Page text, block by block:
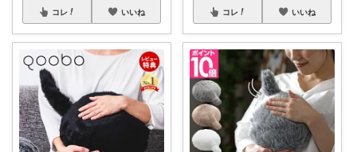
コレ いいね コレ いいね